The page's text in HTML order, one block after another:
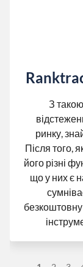
З
ринку,
Після того,
його різні
що у них є